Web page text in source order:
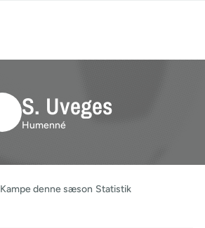
S. Uveges
Humenné
Kampe denne sæson Statistik